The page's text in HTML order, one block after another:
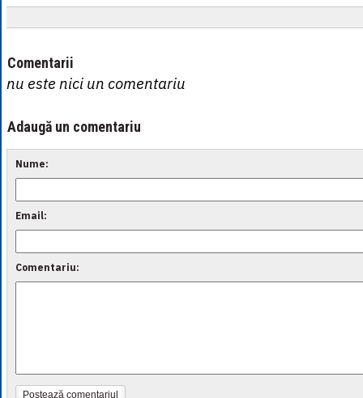
Comentarii
nu este nici un comentariu
Adaugă un comentariu
Nume:
Email:
Comentariu:
Postează comentariul